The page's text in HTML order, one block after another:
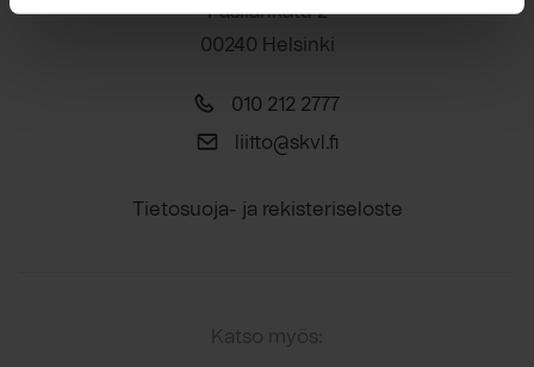
Pasilankatu 2
00240 Helsinki
010 212 2777
liitto@skvl.fi
Tietosuoja- ja rekisteriseloste
Katso myös: